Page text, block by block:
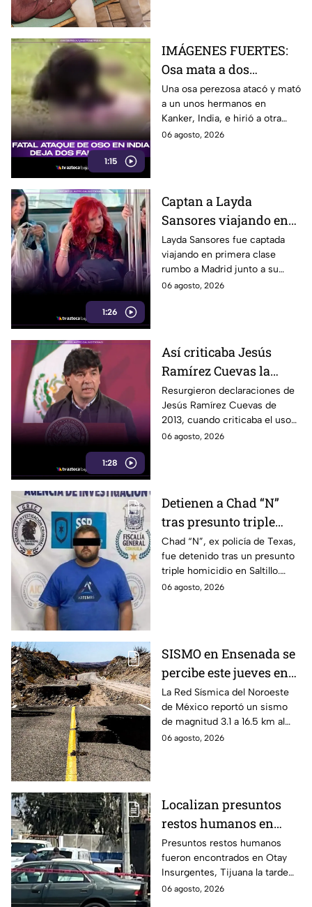
1:15
IMÁGENES FUERTES:
Osa mata a dos
hermanos y hiere a una
más en distrito en
pleno parque
Una osa perezosa atacó y mató
a un unos hermanos en
Kanker, India, e hirió a otra
mujer, tras la muerte de una
06 agosto, 2026
1:26
Captan a Layda
Sansores viajando en
primera clase rumbo a
Madrid junto a su
hermana
Layda Sansores fue captada
viajando en primera clase
rumbo a Madrid junto a su
hermana, quien se desempeña
06 agosto, 2026
1:28
Así criticaba Jesús
Ramírez Cuevas la
censura a los medios
antes de llegar al
gobierno
Resurgieron declaraciones de
Jesús Ramírez Cuevas de
2013, cuando criticaba el uso
de la publicidad oficial para
06 agosto, 2026
Detienen a Chad “N”
tras presunto triple
homicidio e intento de
llevarse a su hijo a
Estados Unidos
Chad “N”, ex policía de Texas,
fue detenido tras un presunto
triple homicidio en Saltillo.
También habría intentado
06 agosto, 2026
SISMO en Ensenada se
percibe este jueves en
Valle de la Trinidad
La Red Sísmica del Noroeste
de México reportó un sismo
de magnitud 3.1 a 16.5 km al
norte de Valle de la Trinidad,
06 agosto, 2026
Localizan presuntos
restos humanos en
vivienda de Otay
Insurgentes en Tijuana
Presuntos restos humanos
fueron encontrados en Otay
Insurgentes, Tijuana la tarde
de este jueves; siguen las
06 agosto, 2026